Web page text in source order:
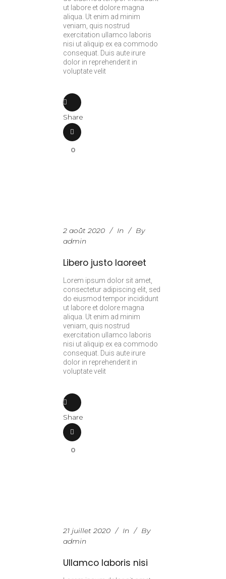
ut labore et dolore magna
aliqua. Ut enim ad minim
veniam, quis nostrud
exercitation ullamco laboris
nisi ut aliquip ex ea commodo
consequat. Duis aute irure
dolor in reprehenderit in
voluptate velit
Share
0
2 août 2020 In
By
admin
Libero justo laoreet
Lorem ipsum dolor sit amet,
consectetur adipiscing elit, sed
do eiusmod tempor incididunt
ut labore et dolore magna
aliqua. Ut enim ad minim
veniam, quis nostrud
exercitation ullamco laboris
nisi ut aliquip ex ea commodo
consequat. Duis aute irure
dolor in reprehenderit in
voluptate velit
Share
0
21 juillet 2020 In
By
admin
Ullamco laboris nisi